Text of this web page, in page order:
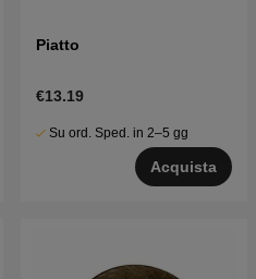
Piatto
€13.19
Su ord. Sped. in 2–5 gg
Acquista